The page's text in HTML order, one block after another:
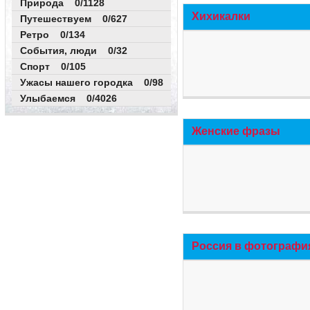
Природа 0/1128
Путешествуем 0/627
Ретро 0/134
События, люди 0/32
Спорт 0/105
Ужасы нашего городка 0/98
Улыбаемся 0/4026
Хихикалки
Женские фразы
Россия в